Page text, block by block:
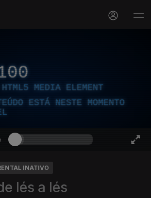
HTML5 MEDIA ELEMENT
ESTÁ NESTE MOMENTO
INATIVO
lés a lés